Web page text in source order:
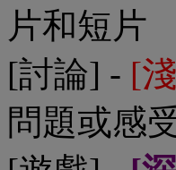
片和短片
[討論] - [
問題或感